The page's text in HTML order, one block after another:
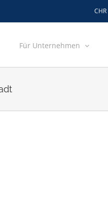
Für Unternehmen